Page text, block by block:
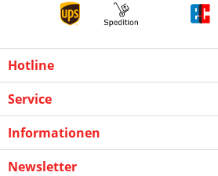
Hotline
Service
Informationen
Newsletter